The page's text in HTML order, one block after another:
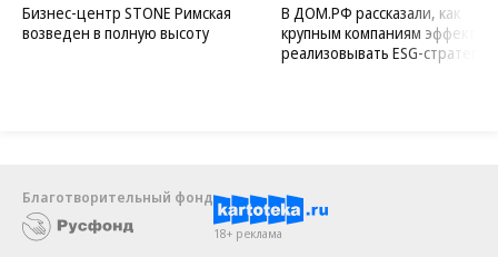
Бизнес-центр STONE Римская
возведен в полную высоту
В ДОМ.РФ рассказали, как
крупным компаниям
реализовывать ESG-стратегию
Благотворительный фонд
18+ реклама